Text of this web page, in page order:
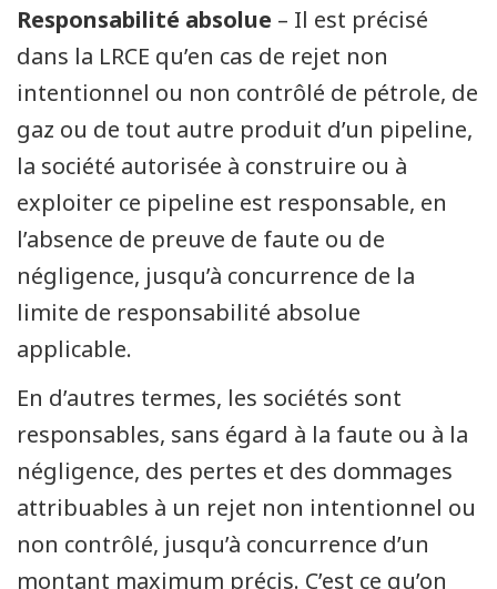
Responsabilité absolue – Il est précisé
dans la LRCE qu’en cas de rejet non
intentionnel ou non contrôlé de pétrole, de
gaz ou de tout autre produit d’un pipeline,
la société autorisée à construire ou à
exploiter ce pipeline est responsable, en
l’absence de preuve de faute ou de
négligence, jusqu’à concurrence de la
limite de responsabilité absolue
applicable.
En d’autres termes, les sociétés sont
responsables, sans égard à la faute ou à la
négligence, des pertes et des dommages
attribuables à un rejet non intentionnel ou
non contrôlé, jusqu’à concurrence d’un
montant maximum précis. C’est ce qu’on